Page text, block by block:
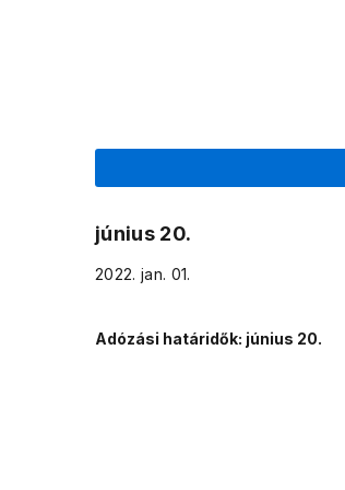
június 20.
2022. jan. 01.
Adózási határidők: június 20.